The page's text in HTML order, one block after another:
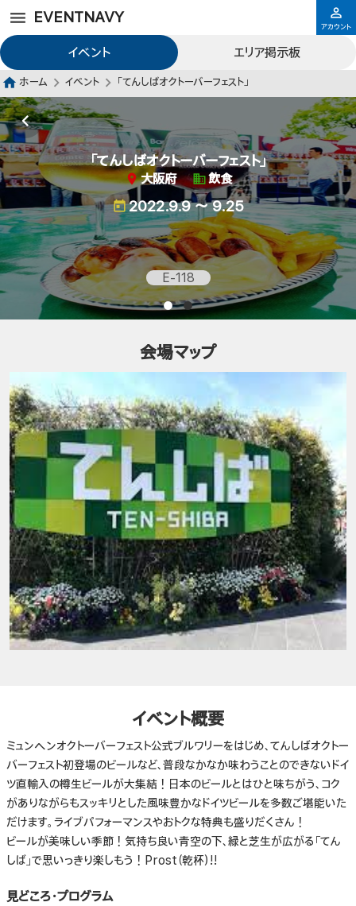
EVENTNAVY
イベント エリア掲示板
アカウント
ホーム イベント 「てんしばオクトーバーフェスト」
「てんしばオクトーバーフェスト」
大阪府 飲食
2022.9.9 ～ 9.25
E-118
会場マップ
イベント概要
ミュンヘンオクトーバーフェスト公式ブルワリーをはじめ、てんしばオクトー
バーフェスト初登場のビールなど、普段なかなか味わうことのできないドイ
ツ直輸入の樽生ビールが大集結！日本のビールとはひと味ちがう、コク
がありながらもスッキリとした風味豊かなドイツビールを多数ご堪能いた
だけます。ライブパフォーマンスやおトクな特典も盛りだくさん！
ビールが美味しい季節！気持ち良い青空の下、緑と芝生が広がる「てん
しば」で思いっきり楽しもう！Prost（乾杯）!!
見どころ・プログラム